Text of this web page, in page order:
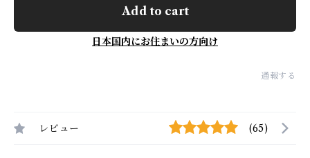
Add to cart
日本国内にお住まいの方向け
通報する
レビュー (65)